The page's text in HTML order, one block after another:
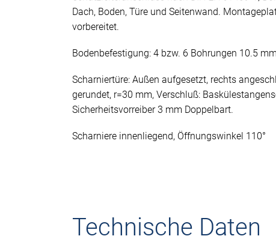
Dach, Boden, Türe und Seitenwand.
vorbereitet.
Bodenbefestigung: 4 bzw. 6 Bohrungen 10.5 mm
Scharniertüre: Außen aufgesetzt, rechts
gerundet, r=30 mm, Verschluß:
Sicherheitsvorreiber 3 mm Doppelbart.
Scharniere innenliegend, Öffnungswinkel 110°
Technische Daten